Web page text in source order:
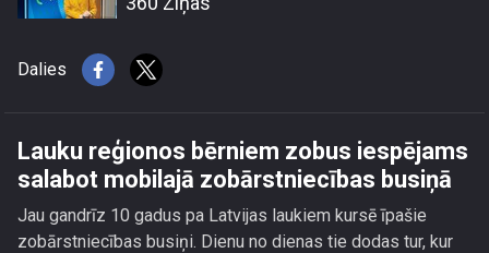
Dalies
Lauku reģionos bērniem zobus iespējams
salabot mobilajā zobārstniecības busiņā
Jau gandrīz 10 gadus pa Latvijas laukiem kursē īpašie
zobārstniecības busiņi. Dienu no dienas tie dodas tur, kur